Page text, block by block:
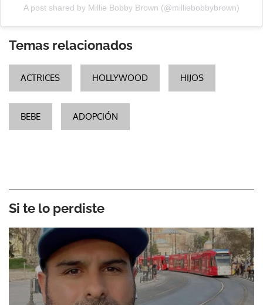
A post shared by Millie Bobby Brown (@milliebobbybrown)
Temas relacionados
ACTRICES HOLLYWOOD HIJOS
BEBE ADOPCIÓN
Si te lo perdiste